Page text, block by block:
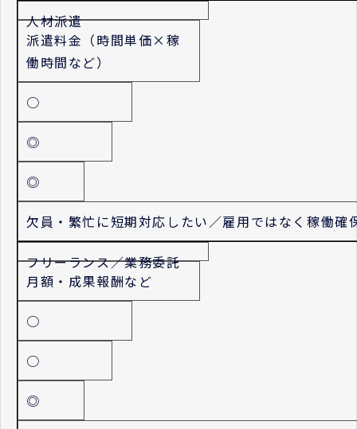
人材派遣
派遣料金（時間単価×稼
働時間など）
○
◎
◎
欠員・繁忙に短期対応したい／雇用ではなく稼働確
フリーランス／業務委託
月額・成果報酬など
○
○
◎